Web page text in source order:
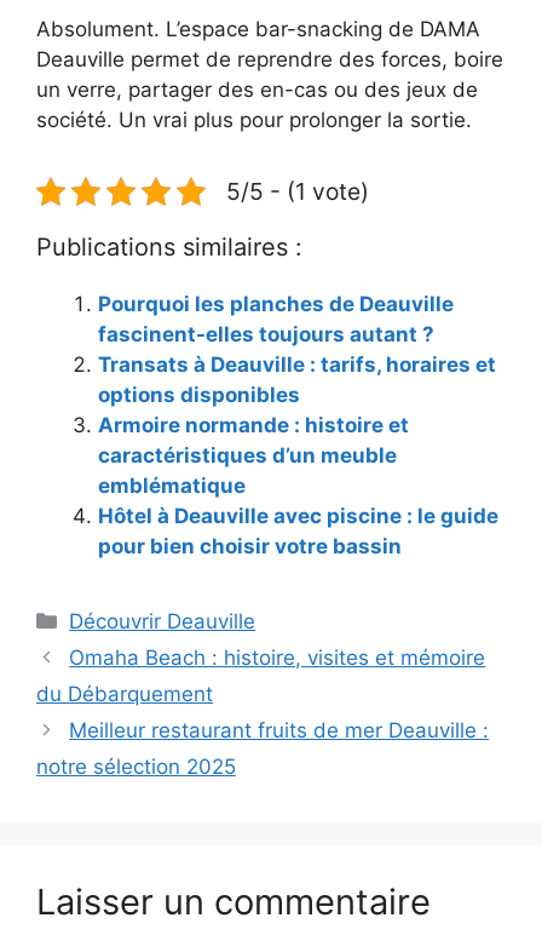
Absolument. L’espace bar-snacking de DAMA
Deauville permet de reprendre des forces, boire
un verre, partager des en-cas ou des jeux de
société. Un vrai plus pour prolonger la sortie.
5/5 - (1 vote)
Publications similaires :
Pourquoi les planches de Deauville
fascinent-elles toujours autant ?
Transats à Deauville : tarifs, horaires et
options disponibles
Armoire normande : histoire et
caractéristiques d’un meuble
emblématique
Hôtel à Deauville avec piscine : le guide
pour bien choisir votre bassin
Catégories
Découvrir Deauville
Omaha Beach : histoire, visites et mémoire
du Débarquement
Meilleur restaurant fruits de mer Deauville :
notre sélection 2025
Laisser un commentaire